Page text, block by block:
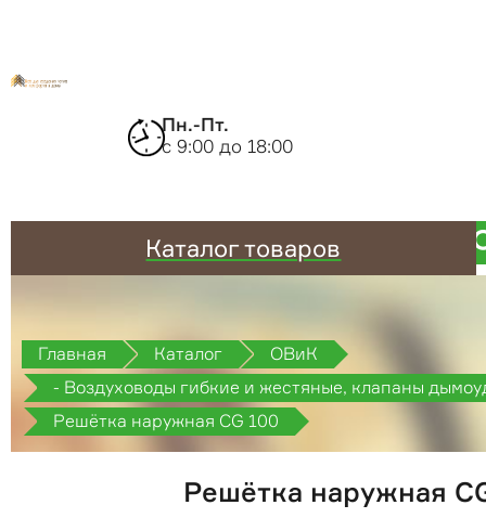
Пн.-Пт.
с 9:00 до 18:00
Каталог товаров
Главная Каталог
ОВиК
- Воздуховоды гибкие и жестяные, клапаны
противопожарные
Решётка наружная CG 100
Решётка наружная